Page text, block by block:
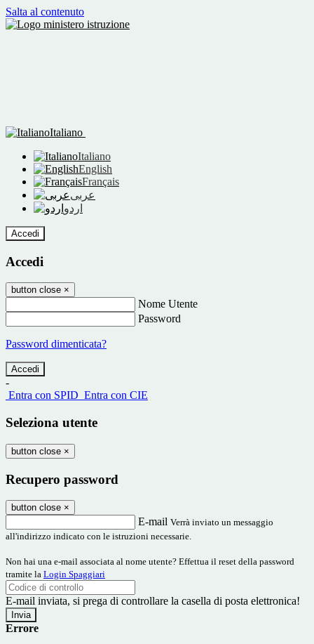
Salta al contenuto
Italiano
Italiano
English
Français
عربى
اردو
Accedi
Accedi
button close ×
Nome Utente
Password
Password dimenticata?
-
Entra con SPID Entra con CIE
Seleziona utente
button close ×
Recupero password
button close ×
E-mail Verrà inviato un messaggio
all'indirizzo indicato con le istruzioni necessarie.
Non hai una e-mail associata al nome utente? Effettua il reset della password
tramite la Login Spaggiari
E-mail inviata, si prega di controllare la casella di posta elettronica!
Errore